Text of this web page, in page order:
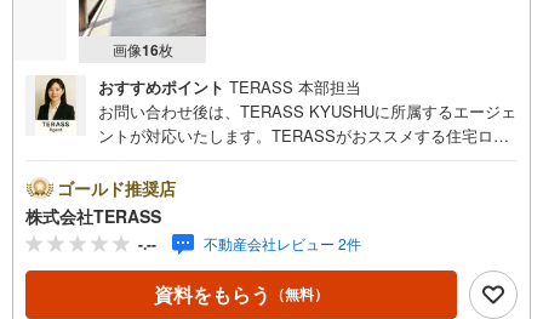
画像16枚
おすすめポイント TERASS 本部担当
お問い合わせ後は、TERASS KYUSHUに所属するエージェ
ントが対応いたします。TERASSがおススメする住宅ロー
合）・がん100％保障団信が【金利上乗せなし】で加入可
能！・頭金0円でも可能！・諸費用も、物件価格の10％まで
は融資可能！※2026年8月現在■16帖超のゆとりあるLDK
は、南面から陽光差し込む明るい住空間■バスルームに追焚
機能・浴室乾燥機付き■宅配BOXあり【リフォーム内容】○
新規交換:キッチン/浴室/洗面台/防水パン/トイレ/建具/専有
ゴールド推奨店
株式会社TERASS
-.-- 不動産会社レビュー 2件
資料をもらう （無料）